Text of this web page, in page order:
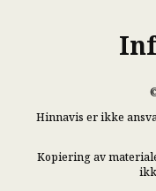
Hinnavis er ikke
Kopiering av